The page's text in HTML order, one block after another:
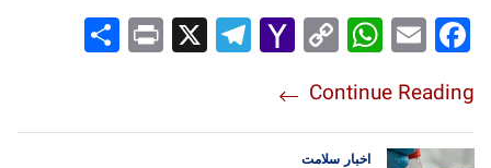
Fac
ok
Em
Wh
Ap
p
Co
Lin
k
Yah
l
Tel
Pri
Continue Reading
اخبار سلامت